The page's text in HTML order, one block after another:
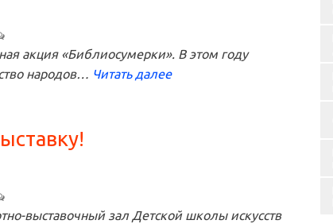
акция «Библиосумерки». В этом году
народов… Читать далее
выставочный зал Детской школы искусств